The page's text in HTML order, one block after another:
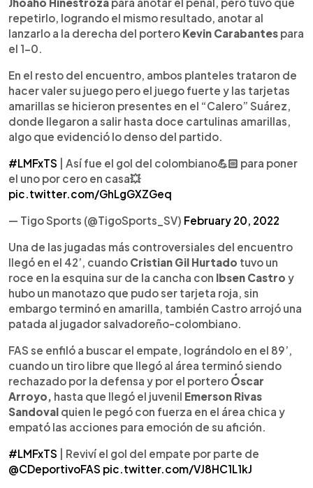
repetirlo, logrando el mismo resultado, anotar al
lanzarlo a la derecha del portero Kevin Carabantes para
el 1-0.
En el resto del encuentro, ambos planteles trataron de
hacer valer su juego pero el juego fuerte y las tarjetas
amarillas se hicieron presentes en el “Calero” Suárez,
donde llegaron a salir hasta doce cartulinas amarillas,
algo que evidenció lo denso del partido.
#LMFxTS | Así fue el gol del colombiano💪🏻 para poner
el uno por cero en casa💥
pic.twitter.com/GhLgGXZGeq
— Tigo Sports (@TigoSports_SV) February 20, 2022
Una de las jugadas más controversiales del encuentro
llegó en el 42’, cuando Cristian Gil Hurtado tuvo un
roce en la esquina sur de la cancha con Ibsen Castro y
hubo un manotazo que pudo ser tarjeta roja, sin
embargo terminó en amarilla, también Castro arrojó una
patada al jugador salvadoreño-colombiano.
FAS se enfiló a buscar el empate, lográndolo en el 89’,
cuando un tiro libre que llegó al área terminó siendo
rechazado por la defensa y por el portero Óscar
Arroyo, hasta que llegó el juvenil Emerson Rivas
Sandoval quien le pegó con fuerza en el área chica y
empató las acciones para emoción de su afición.
#LMFxTS | Reviví el gol del empate por parte de
@CDeportivoFAS pic.twitter.com/VJ8HC1L1kJ